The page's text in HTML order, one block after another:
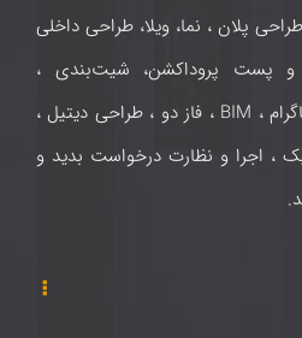
پلان ، نما، ویلا، طراحی داخلی
پست پروداکشن، شیت‌بندی ،
محاسبات انرژی ، طراحی دیاگرام ، BIM ، فاز دو ، طراحی دیتیل ،
، اجرا و نظارت درخواست بدید و